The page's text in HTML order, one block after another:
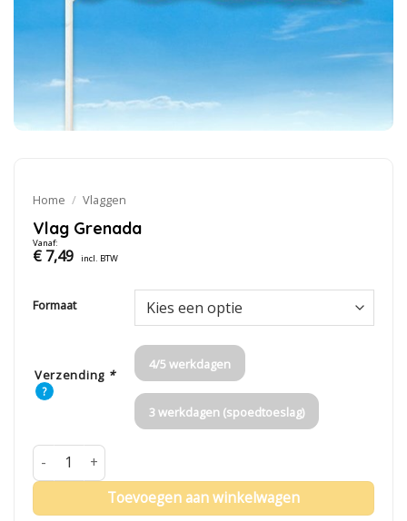
Home / Vlaggen
Vlag Grenada
Vanaf:
€7,49 incl. BTW
Formaat
Verzending *
?
4/5 werkdagen
3 werkdagen (spoedtoeslag)
Vlag Grenada aantal
Toevoegen aan winkelwagen